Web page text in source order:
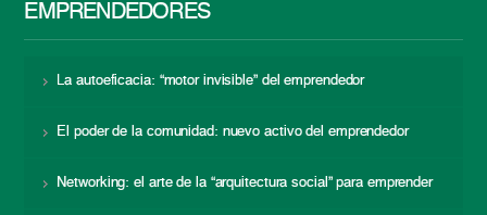
EMPRENDEDORES
La autoeficacia: “motor invisible” del emprendedor
El poder de la comunidad: nuevo activo del emprendedor
Networking: el arte de la “arquitectura social” para emprender